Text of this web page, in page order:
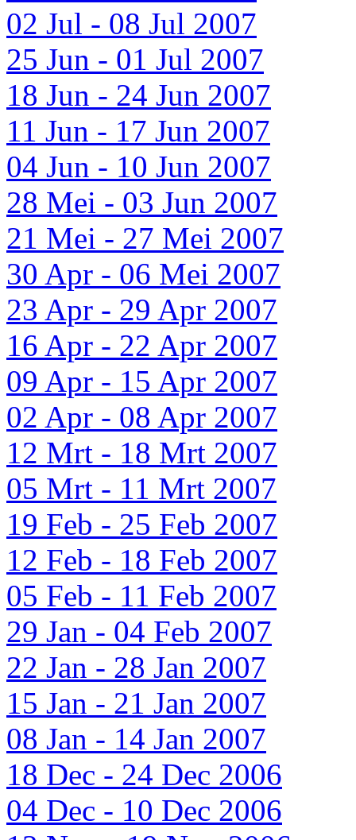
02 Jul - 08 Jul 2007
25 Jun - 01 Jul 2007
18 Jun - 24 Jun 2007
11 Jun - 17 Jun 2007
04 Jun - 10 Jun 2007
28 Mei - 03 Jun 2007
21 Mei - 27 Mei 2007
30 Apr - 06 Mei 2007
23 Apr - 29 Apr 2007
16 Apr - 22 Apr 2007
09 Apr - 15 Apr 2007
02 Apr - 08 Apr 2007
12 Mrt - 18 Mrt 2007
05 Mrt - 11 Mrt 2007
19 Feb - 25 Feb 2007
12 Feb - 18 Feb 2007
05 Feb - 11 Feb 2007
29 Jan - 04 Feb 2007
22 Jan - 28 Jan 2007
15 Jan - 21 Jan 2007
08 Jan - 14 Jan 2007
18 Dec - 24 Dec 2006
04 Dec - 10 Dec 2006